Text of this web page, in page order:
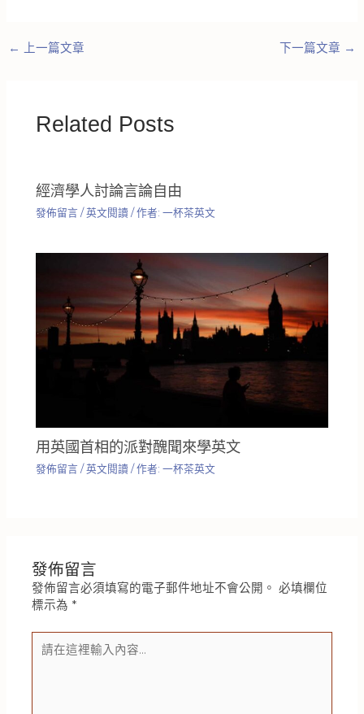
← 上一篇文章 下一篇文章 →
Related Posts
經濟學人討論言論自由
發佈留言 /英文閱讀 / 作者:一杯茶英文
用英國首相的派對醜聞來學英文
發佈留言 /英文閱讀 / 作者:一杯茶英文
發佈留言
發佈留言必須填寫的電子郵件地址不會公開。 必填欄位
標示為 *
在